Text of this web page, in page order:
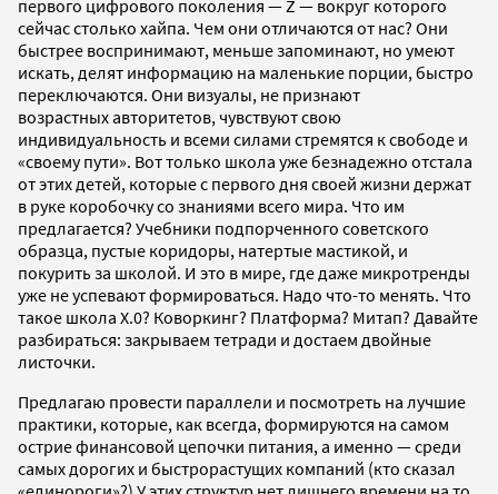
первого цифрового поколения — Z — вокруг которого
сейчас столько хайпа. Чем они отличаются от нас? Они
быстрее воспринимают, меньше запоминают, но умеют
искать, делят информацию на маленькие порции, быстро
переключаются. Они визуалы, не признают
возрастных авторитетов, чувствуют свою
индивидуальность и всеми силами стремятся к свободе и
«своему пути». Вот только школа уже безнадежно отстала
от этих детей, которые с первого дня своей жизни держат
в руке коробочку со знаниями всего мира. Что им
предлагается? Учебники подпорченного советского
образца, пустые коридоры, натертые мастикой, и
покурить за школой. И это в мире, где даже микротренды
уже не успевают формироваться. Надо что-то менять. Что
такое школа Х.0? Коворкинг? Платформа? Митап? Давайте
разбираться: закрываем тетради и достаем двойные
листочки.
Предлагаю провести параллели и посмотреть на лучшие
практики, которые, как всегда, формируются на самом
острие финансовой цепочки питания, а именно — среди
самых дорогих и быстрорастущих компаний (кто сказал